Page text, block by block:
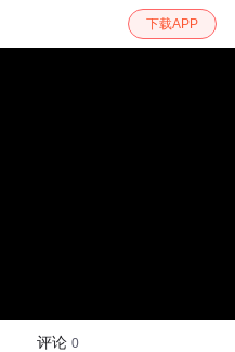
下载APP
评论 0